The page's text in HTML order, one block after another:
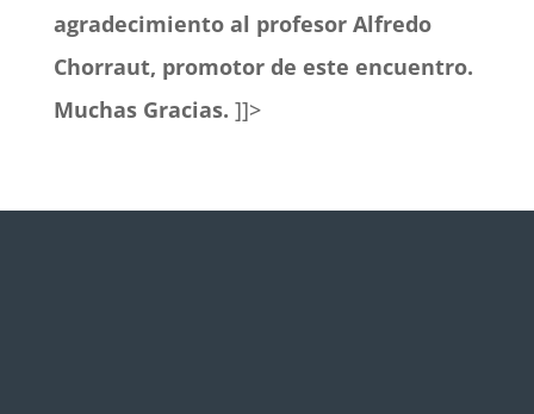
agradecimiento al profesor Alfredo
Chorraut, promotor de este encuentro.
Muchas Gracias. ]]>